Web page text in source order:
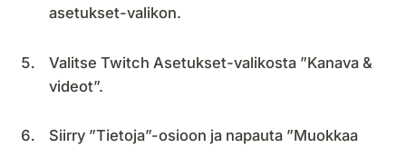
asetukset-valikon.
Valitse Twitch Asetukset-valikosta ”Kanava &
videot”.
Siirry ”Tietoja”-osioon ja napauta ”Muokkaa